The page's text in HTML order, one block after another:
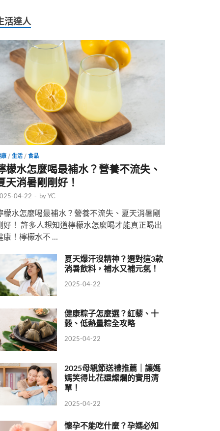
活達人
/生活 /食品
檬水怎麼喝最補水？營養不流失、
天消暑剛剛好！
04-22 - byYC
檬水怎麼喝最補水？營養不流失、夏天消暑剛
好！ 許多人想知道檸檬水怎麼喝才能真正喝出
康！檸檬水不 …
夏天爆汗沒精神？選對這3款
消暑飲料，補水又補元氣！
2025-04-22
健康粽子怎麼選？紅藜、十
穀、低熱量粽全攻略
2025-04-22
2025母親節送禮推薦｜讓媽
媽笑得比花還燦爛的實用清
單！
2025-04-22
懷孕不能吃什麼？孕媽必知